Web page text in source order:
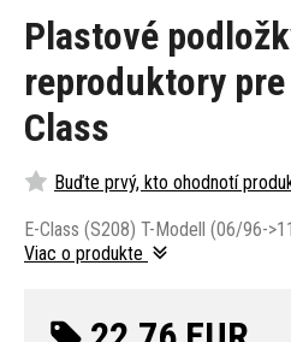
Plastové
reproduktory
Class
Buďte prvý, kto ohodnotí
E-Class (S208) T-Modell (06/96-
Viac o produkte